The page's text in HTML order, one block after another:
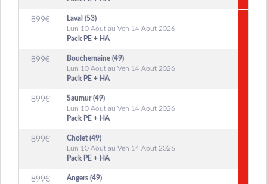
899€
Laval (53)
Lun 10 Aout au Ven 14 Aout 2026
Pack PE + HA
899€
Bouchemaine (49)
Lun 10 Aout au Ven 14 Aout 2026
Pack PE + HA
899€
Saumur (49)
Lun 10 Aout au Ven 14 Aout 2026
Pack PE + HA
899€
Cholet (49)
Lun 10 Aout au Ven 14 Aout 2026
Pack PE + HA
899€
Angers (49)